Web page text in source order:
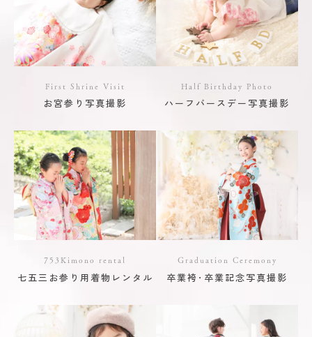
First Shrine Visit
お宮参り写真撮影
Half Birthday Photo
ハーフバースデー写真撮影
753Kimono rental
七五三お参り用着物レンタル
Graduation Ceremony
卒業袴･卒業記念写真撮影